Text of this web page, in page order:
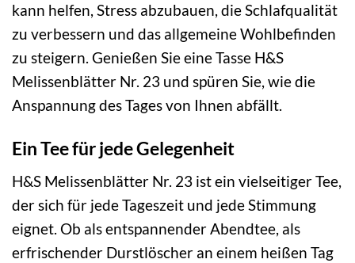
kann helfen, Stress abzubauen, die Schlafqualität
zu verbessern und das allgemeine Wohlbefinden
zu steigern. Genießen Sie eine Tasse H&S
Melissenblätter Nr. 23 und spüren Sie, wie die
Anspannung des Tages von Ihnen abfällt.
Ein Tee für jede Gelegenheit
H&S Melissenblätter Nr. 23 ist ein vielseitiger Tee,
der sich für jede Tageszeit und jede Stimmung
eignet. Ob als entspannender Abendtee, als
erfrischender Durstlöscher an einem heißen Tag